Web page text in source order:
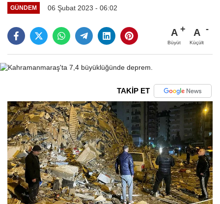
GÜNDEM 06 Şubat 2023 - 06:02
A
Büyüt
A
Küçült
TAKİP ET